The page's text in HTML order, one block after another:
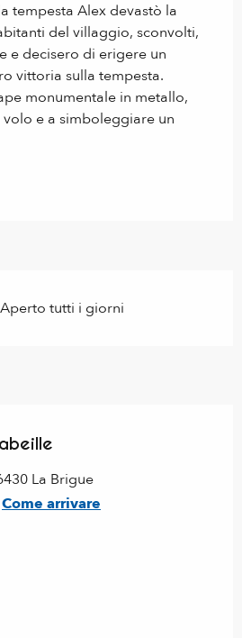
tempesta Alex devastò la
del villaggio, sconvolti,
e decisero di erigere un
vittoria sulla tempesta.
monumentale in metallo,
e a simboleggiare un
tutti i giorni
La Brigue
Come arrivare